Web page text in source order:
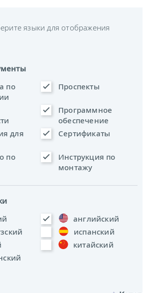
языки для отображения
по
Проспекты
Программное
обеспечение
для
Сертификаты
по
Инструкция по
монтажу
английский
испанский
китайский